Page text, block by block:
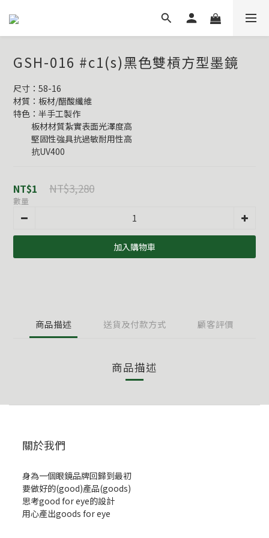
GSH-016 #c1(s)黑色雙槓方型墨鏡
尺寸：58-16
材質：板材/醋酸纖維
特色：半手工製作
          板材材質紮實表面光澤度高
          堅固性強具抗過敏耐用性高
          抗UV400
NT$1 NT$3,280
數量
加入購物車
商品描述 送貨及付款方式 顧客評價
商品描述
關於我們
身為一個眼鏡品牌回歸到最初
要做好的(good)產品(goods)
思考good for eye的設計
用心產出goods for eye